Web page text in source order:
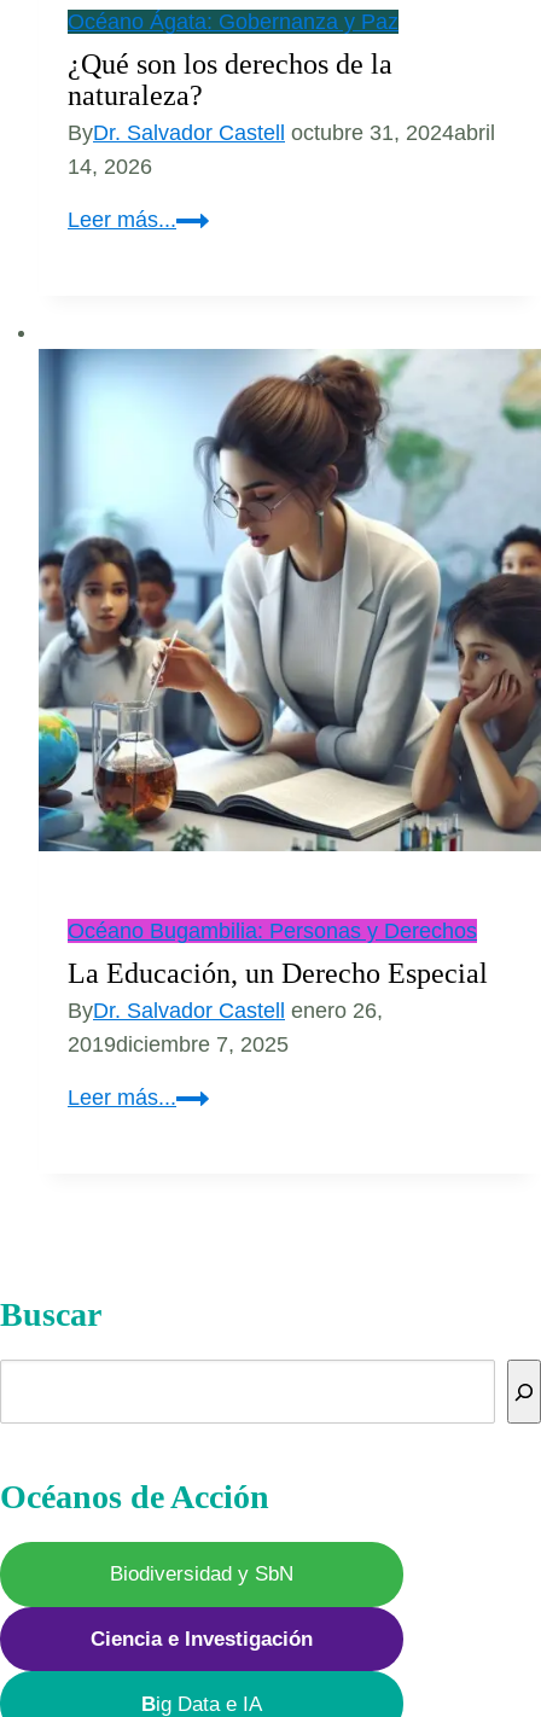
Océano Ágata: Gobernanza y Paz
¿Qué son los derechos de la
naturaleza?
ByDr. Salvador Castell octubre 31, 2024abril
14, 2026
Leer más...¿Qué
de
naturaleza?
Océano Bugambilia: Personas y Derechos
La Educación, un Derecho Especial
ByDr. Salvador Castell enero 26,
2019diciembre 7, 2025
Leer más...La
Buscar
Océanos de Acción
Biodiversidad y SbN
Ciencia e Investigación
Big Data e IA